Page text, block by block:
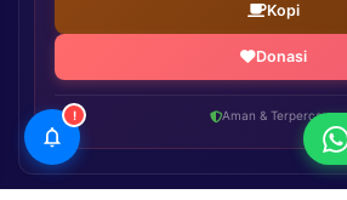
Kopi
Donasi
Aman & Terpercaya
!